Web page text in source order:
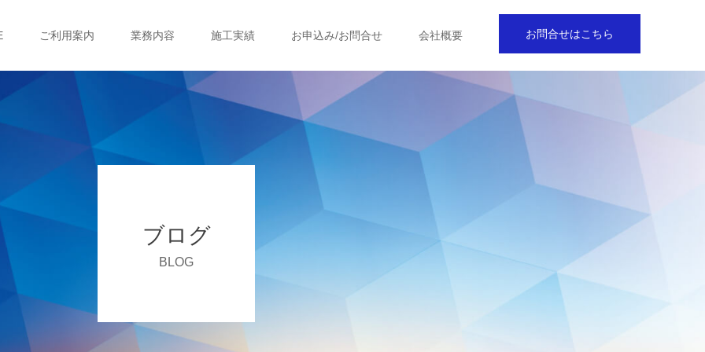
お問合せはこちら
ご利用案内 業務内容 施工実績 お申込み/お問合せ 会社概要
ブログ
BLOG